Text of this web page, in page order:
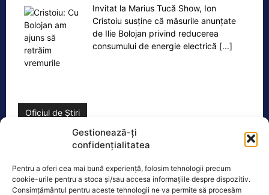
Gestionează-ți
confidențialitatea
Pentru a oferi cea mai bună experiență, folosim tehnologii precum
cookie-urile pentru a stoca și/sau accesa informațiile despre dispozitiv.
Consimțământul pentru aceste tehnologii ne va permite să procesăm
Invitat la Marius Tucă Show, Ion
Cristoiu susține că măsurile anunțate
de Ilie Bolojan privind reducerea
consumului de energie electrică [...]
Oficiul de Știri
Copil din Reghin, salvat după ce și-a prins mâna în
Un copil de doar 2 ani din Reghin a
trecut printr-un moment dramatic,